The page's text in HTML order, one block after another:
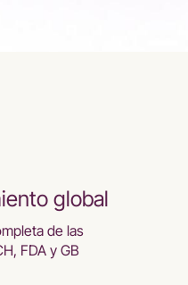
global
de las
FDA y GB